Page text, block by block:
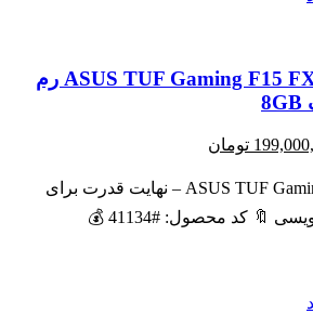
لپ‌تاپ استوک ASUS TUF Gaming F15 FX507 رم
204,000,000 تومان
تومان
199,000,000 تومان
است.
💻 لپتاپ ASUS TUF Gaming F15 FX507 – نهایت قدرت برای
🔖 کد محصول: #41134 💰